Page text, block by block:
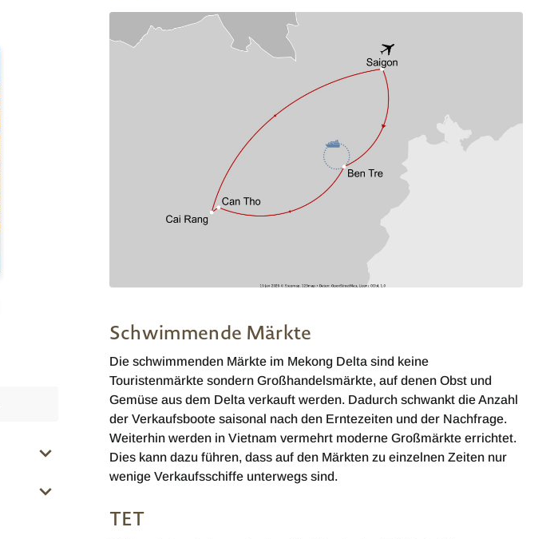
Schwimmende Märkte
Die schwimmenden Märkte im Mekong Delta sind keine
Touristenmärkte sondern Großhandelsmärkte, auf denen Obst und
Gemüse aus dem Delta verkauft werden. Dadurch schwankt die Anzahl
der Verkaufsboote saisonal nach den Erntezeiten und der Nachfrage.
Weiterhin werden in Vietnam vermehrt moderne Großmärkte errichtet.
Dies kann dazu führen, dass auf den Märkten zu einzelnen Zeiten nur
wenige Verkaufsschiffe unterwegs sind.
TET